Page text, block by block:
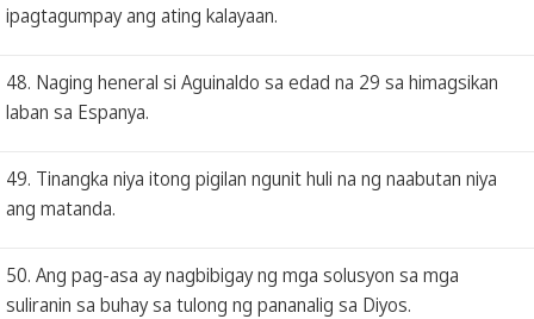
ipagtagumpay ang ating kalayaan.
48. Naging heneral si Aguinaldo sa edad na 29 sa himagsikan
laban sa Espanya.
49. Tinangka niya itong pigilan ngunit huli na ng naabutan niya
ang matanda.
50. Ang pag-asa ay nagbibigay ng mga solusyon sa mga
suliranin sa buhay sa tulong ng pananalig sa Diyos.